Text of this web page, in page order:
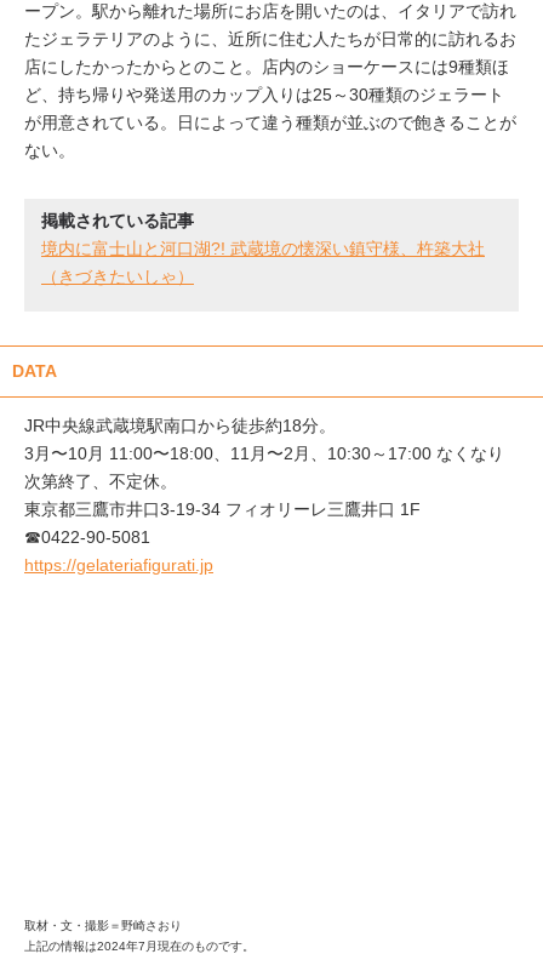
ープン。駅から離れた場所にお店を開いたのは、イタリアで訪れ
たジェラテリアのように、近所に住む人たちが日常的に訪れるお
店にしたかったからとのこと。店内のショーケースには9種類ほ
ど、持ち帰りや発送用のカップ入りは25～30種類のジェラート
が用意されている。日によって違う種類が並ぶので飽きることが
ない。
掲載されている記事
境内に富士山と河口湖?! 武蔵境の懐深い鎮守様、杵築大社
（きづきたいしゃ）
DATA
JR中央線武蔵境駅南口から徒歩約18分。
3月〜10月 11:00〜18:00、11月〜2月、10:30～17:00 なくなり
次第終了、不定休。
東京都三鷹市井口3-19-34 フィオリーレ三鷹井口 1F
☎0422-90-5081
https://gelateriafigurati.jp
取材・文・撮影＝野崎さおり
上記の情報は2024年7月現在のものです。